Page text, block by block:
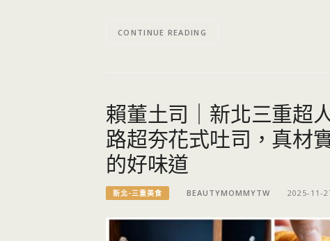
CONTINUE READING
賴董土司｜新北三重超
路超夯花式吐司，真材
的好味道
新北-三重美食 BEAUTYMOMMYTW 2025-11-